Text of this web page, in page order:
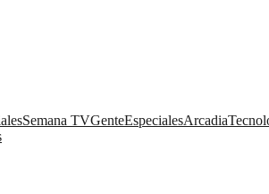
Semana TVGenteEspecialesArcadia